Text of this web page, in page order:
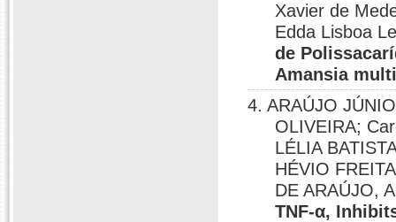
Xavier de
Edda Lisboa
de
Amansia
4. ARAÚJO
OLIVEIRA;
LÉLIA
HÉVIO
DE ARAÚJO,
TNF-α,